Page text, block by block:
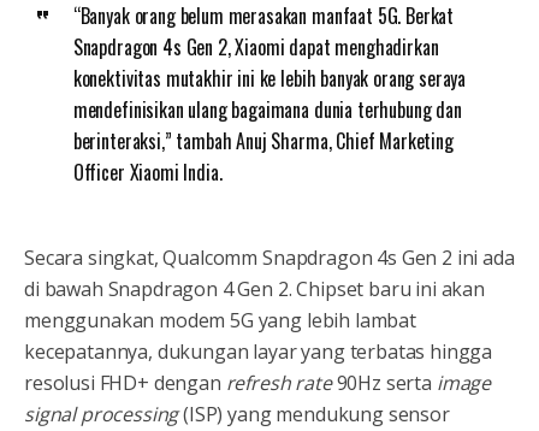
“Banyak orang belum merasakan manfaat 5G. Berkat
Snapdragon 4s Gen 2, Xiaomi dapat menghadirkan
konektivitas mutakhir ini ke lebih banyak orang seraya
mendefinisikan ulang bagaimana dunia terhubung dan
berinteraksi,” tambah Anuj Sharma, Chief Marketing
Officer Xiaomi India.
Secara singkat, Qualcomm Snapdragon 4s Gen 2 ini ada
di bawah Snapdragon 4 Gen 2. Chipset baru ini akan
menggunakan modem 5G yang lebih lambat
kecepatannya, dukungan layar yang terbatas hingga
resolusi FHD+ dengan refresh rate90Hz serta image
signal processing(ISP) yang mendukung sensor